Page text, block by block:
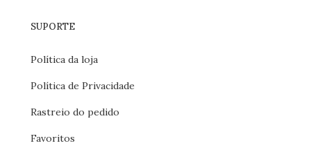
SUPORTE
Política da loja
Política de Privacidade
Rastreio do pedido
Favoritos